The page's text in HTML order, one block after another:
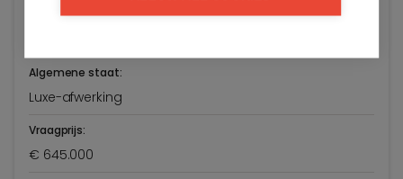
Lippenslaan 38/12
Algemene staat:
Luxe-afwerking
Vraagprijs:
€ 645.000